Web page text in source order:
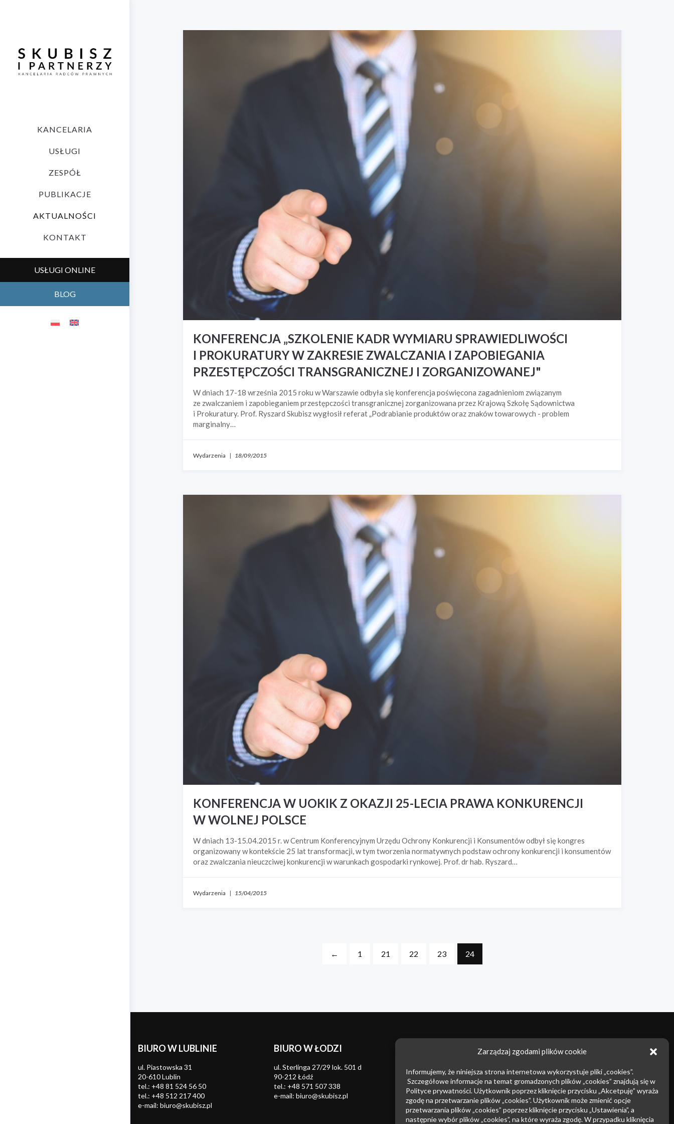
Zarządzaj zgodami plików cookie
Informujemy, że niniejsza strona internetowa wykorzystuje pliki „cookies”.
Szczegółowe informacje na temat gromadzonych plików „cookies” znajdują się w
Polityce prywatności. Użytkownik poprzez kliknięcie przycisku „Akcetpuję” wyraża
zgodę na przetwarzanie plików „cookies”. Użytkownik może zmienić opcje
przetwarzania plików „cookies” poprzez kliknięcie przycisku „Ustawienia”, a
następnie wybór plików „cookies”, na które wyraża zgodę. W przypadku kliknięcia
KANCELARIA
USŁUGI
ZESPÓŁ
PUBLIKACJE
AKTUALNOŚCI
KONTAKT
USŁUGI ONLINE
BLOG
KONFERENCJA „SZKOLENIE KADR WYMIARU SPRAWIEDLIWOŚCI
I PROKURATURY W ZAKRESIE ZWALCZANIA I ZAPOBIEGANIA
PRZESTĘPCZOŚCI TRANSGRANICZNEJ I ZORGANIZOWANEJ"
W dniach 17-18 września 2015 roku w Warszawie odbyła się konferencja poświęcona zagadnieniom związanym
ze zwalczaniem i zapobieganiem przestępczości transgranicznej zorganizowana przez Krajową Szkołę Sądownictwa
i Prokuratury. Prof. Ryszard Skubisz wygłosił referat „Podrabianie produktów oraz znaków towarowych - problem
marginalny…
Wydarzenia | 18/09/2015
KONFERENCJA W UOKIK Z OKAZJI 25-LECIA PRAWA KONKURENCJI
W WOLNEJ POLSCE
W dniach 13-15.04.2015 r. w Centrum Konferencyjnym Urzędu Ochrony Konkurencji i Konsumentów odbył się kongres
organizowany w kon­tek­ście 25 lat transformacji, w tym tworzenia normatywnych podstaw ochrony konkurencji i konsumentów
oraz zwalczania nieuczciwej konkurencji w warunkach gospodarki rynkowej. Prof. dr hab. Ryszard…
Wydarzenia | 15/04/2015
← 1 21 22 23 24
BIURO W LUBLINIE
ul. Piastowska 31
20-610 Lublin
tel.: +48 81 524 56 50
tel.: +48 512 217 400
e-mail: biuro@skubisz.pl
BIURO W ŁODZI
ul. Sterlinga 27/29 lok. 501 d
90-212 Łódź
tel.: +48 571 507 338
e-mail: biuro@skubisz.pl
konkurencji
Wzory przemysłowe
Patenty
Prawo upadłościowe
Prawo autorskie
Postępowanie przed EUIPO i
Sądami UE
Rynek farmaceutyczny